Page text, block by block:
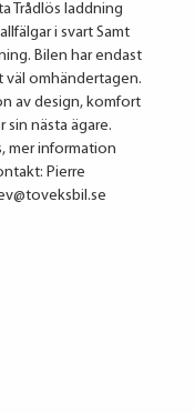
Trådlös laddning
i svart Samt
Bilen har endast
väl omhändertagen.
av design, komfort
nästa ägare.
mer information
Pierre